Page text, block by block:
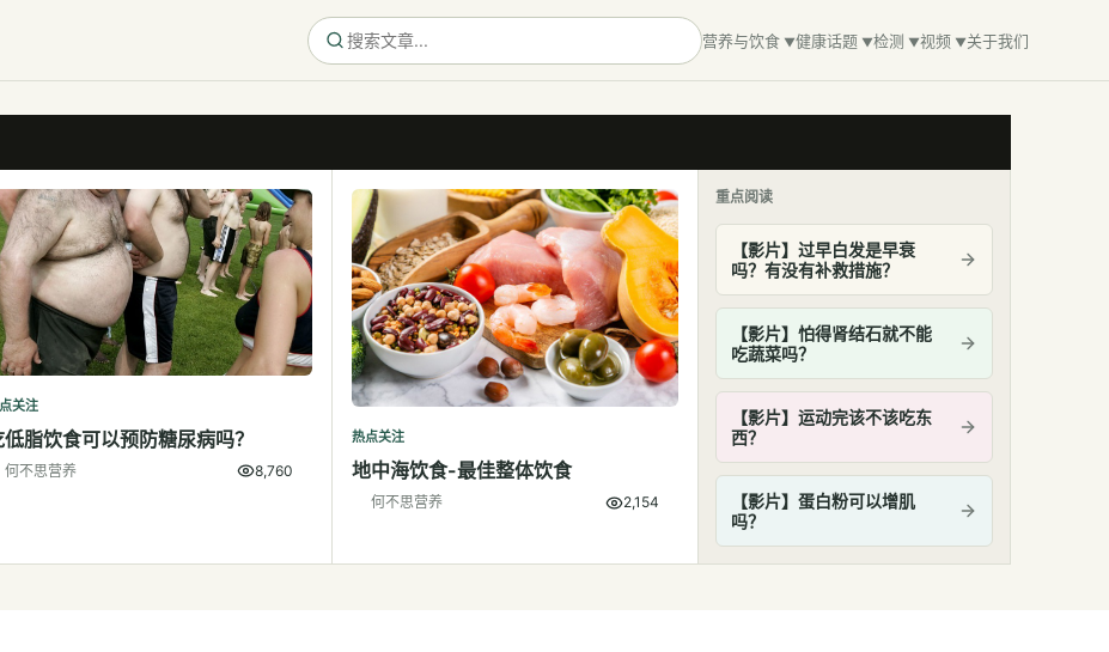
营养与饮食 健康话题 检测 视频 关于我们
关注
低脂饮食可以预防糖尿病吗？
何不思营养 8,760
热点关注
地中海饮食-最佳整体饮食
何不思营养 2,154
重点阅读
【影片】过早白发是早衰
吗？有没有补救措施？
【影片】怕得肾结石就不能
吃蔬菜吗？
【影片】运动完该不该吃东
西？
【影片】蛋白粉可以增肌
吗？